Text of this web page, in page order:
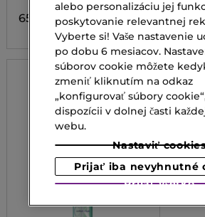
65,00 €
alebo personalizáciu jej
poskytovanie relevantnej
Vyberte si! Vaše nastavenie
po dobu 6 mesiacov.
súborov cookie môžete
zmeniť kliknutím na odkaz
„konfigurovať súbory
dispozícii v dolnej časti
webu.
Nastaviť
Prijať iba nevyhnutné
Prijať všetko